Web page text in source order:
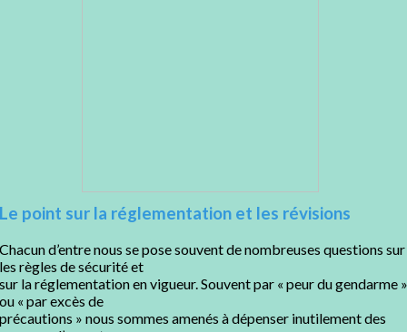
point sur la réglementation et les révisions
d’entre nous se pose souvent de nombreuses questions sur
règles de sécurité et
la réglementation en vigueur. Souvent par « peur du gendarme »
« par excès de
» nous sommes amenés à dépenser inutilement des